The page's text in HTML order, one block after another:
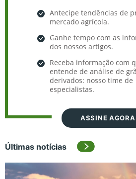
Antecipe tendências de
mercado agrícola.
Ganhe tempo com as
dos nossos artigos.
Receba informação com
entende de análise de
derivados: nosso time de
especialistas.
ASSINE AGORA
Últimas notícias